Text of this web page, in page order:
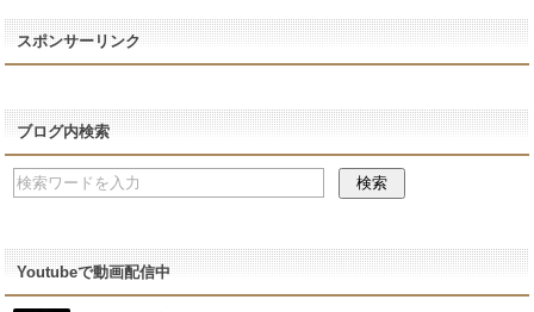
スポンサーリンク
ブログ内検索
Youtubeで動画配信中